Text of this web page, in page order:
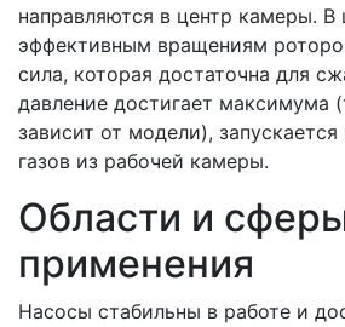
направляются в центр камеры. В
эффективным вращениям
сила, которая достаточна для
давление достигает максимума
зависит от модели),
газов из рабочей камеры.
Области и
применения
Насосы стабильны в работе и